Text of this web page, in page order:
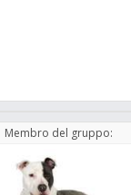
Membro del gruppo: